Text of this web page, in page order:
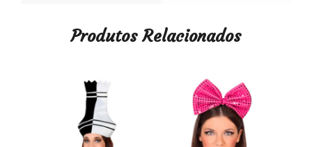
Produtos Relacionados